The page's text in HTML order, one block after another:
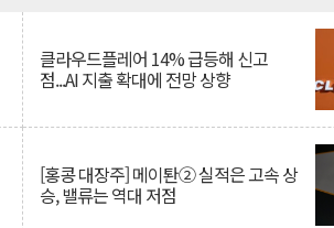
클라우드플레어 14% 급등해 신고
점...AI 지출 확대에 전망 상향
[홍콩 대장주] 메이퇀② 실적은 고속 상
승, 밸류는 역대 저점